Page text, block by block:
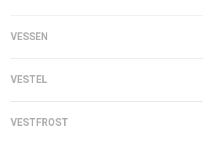
VESSEN
VESTEL
VESTFROST